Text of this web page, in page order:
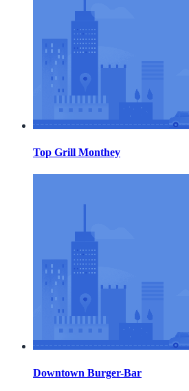
Top Grill Monthey
Downtown Burger-Bar